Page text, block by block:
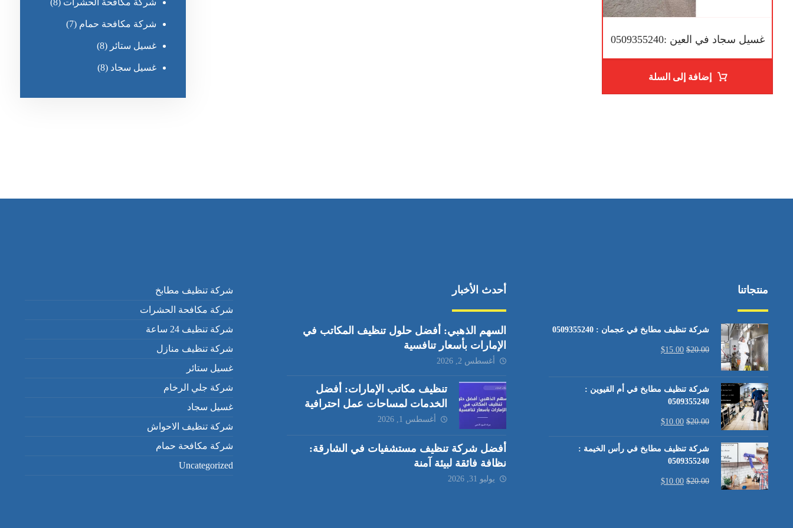
غسيل سجاد في العين :0509355240
إضافة إلى السلة
شركة مكافحة الحشرات (8)
شركة مكافحة حمام (7)
غسيل ستائر (8)
غسيل سجاد (8)
منتجاتنا
شركة تنظيف مطابخ في عجمان : 0509355240
$20.00
$15.00
شركة تنظيف مطابخ في أم القيوين :
0509355240
$20.00
$10.00
شركة تنظيف مطابخ في رأس الخيمة :
0509355240
$20.00
$10.00
أحدث الأخبار
السهم الذهبي: أفضل حلول تنظيف المكاتب في
الإمارات بأسعار تنافسية
أغسطس 2, 2026
تنظيف مكاتب الإمارات: أفضل
الخدمات لمساحات عمل احترافية
أغسطس 1, 2026
أفضل شركة تنظيف مستشفيات في الشارقة:
نظافة فائقة لبيئة آمنة
يوليو 31, 2026
شركة تنظيف مطابخ
شركة مكافحة الحشرات
شركة تنظيف 24 ساعة
شركة تنظيف منازل
غسيل ستائر
شركة جلي الرخام
غسيل سجاد
شركة تنظيف الاحواش
شركة مكافحة حمام
Uncategorized